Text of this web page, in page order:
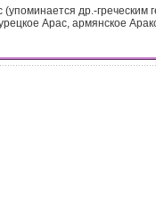
др.-греческим
Арас, армянское